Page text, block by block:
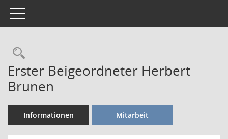
Toggle navigation
Rechercheauswahl
Erster Beigeordneter Herbert
Brunen
Informationen Mitarbeit